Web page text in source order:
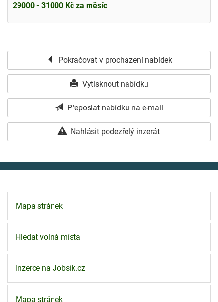
29000 - 31000 Kč za měsíc
Pokračovat v procházení nabídek
Vytisknout nabídku
Přeposlat nabídku na e-mail
Nahlásit podezřelý inzerát
Mapa stránek
Hledat volná místa
Inzerce na Jobsik.cz
Mapa stránek